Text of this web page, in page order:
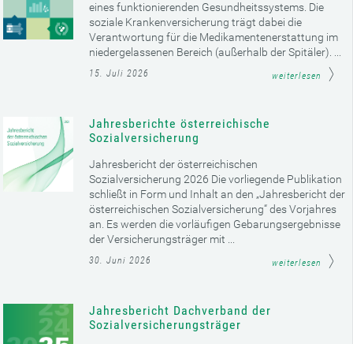
eines funktionierenden Gesundheitssystems. Die
soziale Krankenversicherung trägt dabei die
Verantwortung für die Medikamentenerstattung im
niedergelassenen Bereich (außerhalb der Spitäler). ...
15. Juli 2026 weiterlesen
Jahresberichte österreichische
Sozialversicherung
Jahresbericht der österreichischen
Sozialversicherung 2026 Die vorliegende Publikation
schließt in Form und Inhalt an den „Jahresbericht der
österreichischen Sozialversicherung“ des Vorjahres
an. Es werden die vorläufigen Gebarungsergebnisse
der Versicherungsträger mit ...
30. Juni 2026 weiterlesen
Jahresbericht Dachverband der
Sozialversicherungsträger